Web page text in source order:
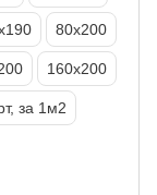
80х200
160х200
за 1м2